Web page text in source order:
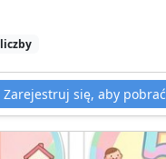
liczby
Zarejestruj się, aby pobrać